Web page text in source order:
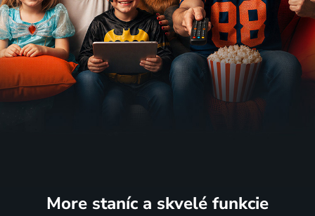
More staníc a skvelé funkcie